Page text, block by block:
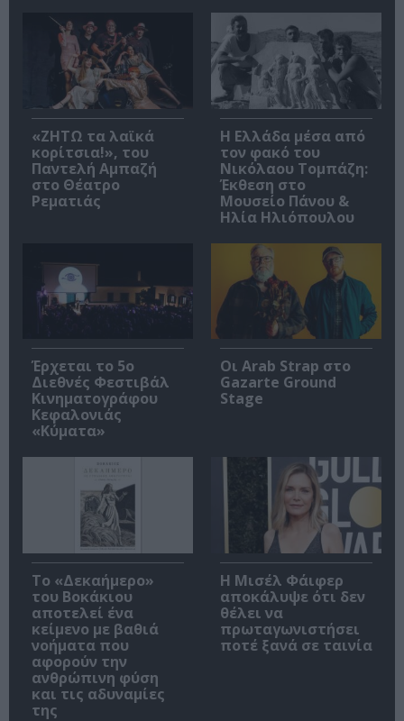
«ΖΗΤΩ τα λαϊκά
κορίτσια!», του
Παντελή Αμπαζή
στο Θέατρο
Ρεματιάς
Η Ελλάδα μέσα από
τον φακό του
Νικόλαου Τομπάζη:
Έκθεση στο
Μουσείο Πάνου &
Ηλία Ηλιόπουλου
Έρχεται το 5ο
Διεθνές Φεστιβάλ
Κινηματογράφου
Κεφαλονιάς
«Κύματα»
Οι Arab Strap στο
Gazarte Ground
Stage
Το «Δεκαήμερο»
του Βοκάκιου
αποτελεί ένα
κείμενο με βαθιά
νοήματα που
αφορούν την
ανθρώπινη φύση
και τις αδυναμίες
της
Η Μισέλ Φάιφερ
αποκάλυψε ότι δεν
θέλει να
πρωταγωνιστήσει
ποτέ ξανά σε ταινία